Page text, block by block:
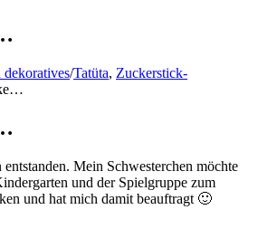
/Tatüta, Zuckerstick-
Mein Schwesterchen möchte
und der Spielgruppe zum
und hat mich damit beauftragt 🙂